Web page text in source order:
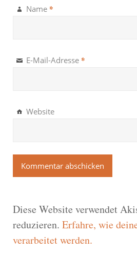
Name *
E-Mail-Adresse *
Website
Diese Website verwendet
reduzieren. Erfahre, wie
verarbeitet werden.